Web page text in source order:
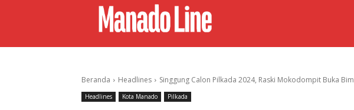
Beranda Headlines Singgung Calon Pilkada 2024, Raski Mokodompit Buka
Headlines Kota Manado Pilkada